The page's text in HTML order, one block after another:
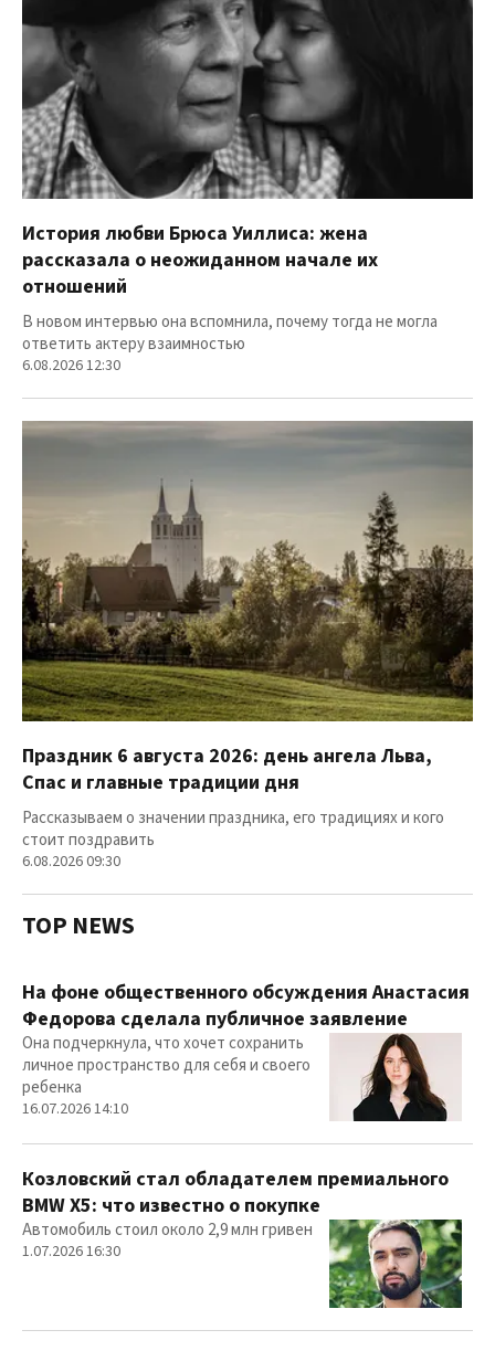
История любви Брюса Уиллиса: жена
рассказала о неожиданном начале их
отношений
В новом интервью она вспомнила, почему тогда не могла
ответить актеру взаимностью
6.08.2026 12:30
Праздник 6 августа 2026: день ангела Льва,
Спас и главные традиции дня
Рассказываем о значении праздника, его традициях и кого
стоит поздравить
6.08.2026 09:30
TOP NEWS
На фоне общественного обсуждения Анастасия
Федорова сделала публичное заявление
Она подчеркнула, что хочет сохранить
личное пространство для себя и своего
ребенка
16.07.2026 14:10
Козловский стал обладателем премиального
BMW X5: что известно о покупке
Автомобиль стоил около 2,9 млн гривен
1.07.2026 16:30